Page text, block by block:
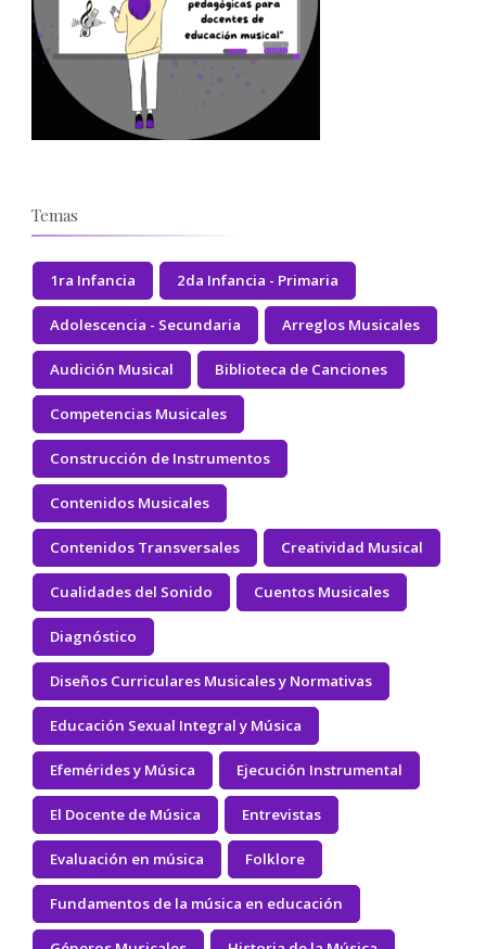
Temas
1ra Infancia 2da Infancia - Primaria
Adolescencia - Secundaria Arreglos Musicales
Audición Musical Biblioteca de Canciones
Competencias Musicales
Construcción de Instrumentos
Contenidos Musicales
Contenidos Transversales Creatividad Musical
Cualidades del Sonido Cuentos Musicales
Diagnóstico
Diseños Curriculares Musicales y Normativas
Educación Sexual Integral y Música
Efemérides y Música Ejecución Instrumental
El Docente de Música Entrevistas
Evaluación en música Folklore
Fundamentos de la música en educación